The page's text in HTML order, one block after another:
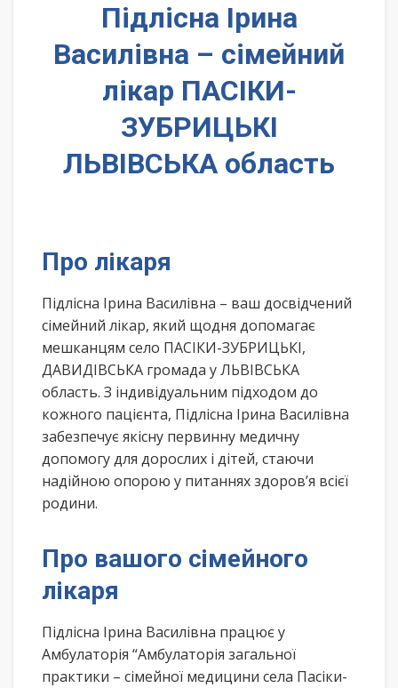
Підлісна Ірина
Василівна – сімейний
лікар ПАСІКИ-
ЗУБРИЦЬКІ
ЛЬВІВСЬКА область
Про лікаря
Підлісна Ірина Василівна – ваш досвідчений
сімейний лікар, який щодня допомагає
мешканцям село ПАСІКИ-ЗУБРИЦЬКІ,
ДАВИДІВСЬКА громада у ЛЬВІВСЬКА
область. З індивідуальним підходом до
кожного пацієнта, Підлісна Ірина Василівна
забезпечує якісну первинну медичну
допомогу для дорослих і дітей, стаючи
надійною опорою у питаннях здоров’я всієї
родини.
Про вашого сімейного
лікаря
Підлісна Ірина Василівна працює у
Амбулаторія “Амбулаторія загальної
практики – сімейної медицини села Пасіки-